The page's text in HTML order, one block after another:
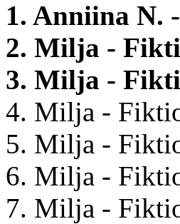
1. Anniina N.
2. Milja -
3. Milja -
4. Milja -
5. Milja -
6. Milja -
7. Milja -